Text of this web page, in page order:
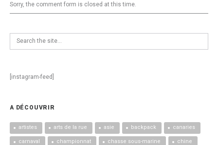
Sorry, the comment form is closed at this time.
[instagram-feed]
A DÉCOUVRIR
artistes arts de la rue asie backpack canaries
carnaval championnat chasse sous-marine chine